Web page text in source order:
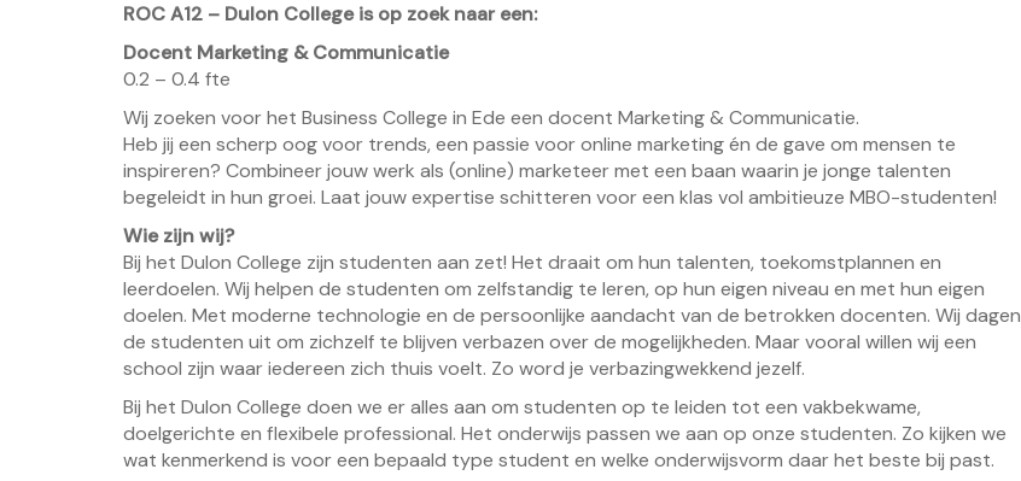
ROC A12 – Dulon College is op zoek naar een:
Docent Marketing & Communicatie
0.2 – 0.4 fte
Wij zoeken voor het Business College in Ede een docent Marketing & Communicatie.
Heb jij een scherp oog voor trends, een passie voor online marketing én de gave om mensen te
inspireren? Combineer jouw werk als (online) marketeer met een baan waarin je jonge talenten
begeleidt in hun groei. Laat jouw expertise schitteren voor een klas vol ambitieuze MBO-studenten!
Wie zijn wij?
Bij het Dulon College zijn studenten aan zet! Het draait om hun talenten, toekomstplannen en
leerdoelen. Wij helpen de studenten om zelfstandig te leren, op hun eigen niveau en met hun eigen
doelen. Met moderne technologie en de persoonlijke aandacht van de betrokken docenten. Wij dagen
de studenten uit om zichzelf te blijven verbazen over de mogelijkheden. Maar vooral willen wij een
school zijn waar iedereen zich thuis voelt. Zo word je verbazingwekkend jezelf.
Bij het Dulon College doen we er alles aan om studenten op te leiden tot een vakbekwame,
doelgerichte en flexibele professional. Het onderwijs passen we aan op onze studenten. Zo kijken we
wat kenmerkend is voor een bepaald type student en welke onderwijsvorm daar het beste bij past.